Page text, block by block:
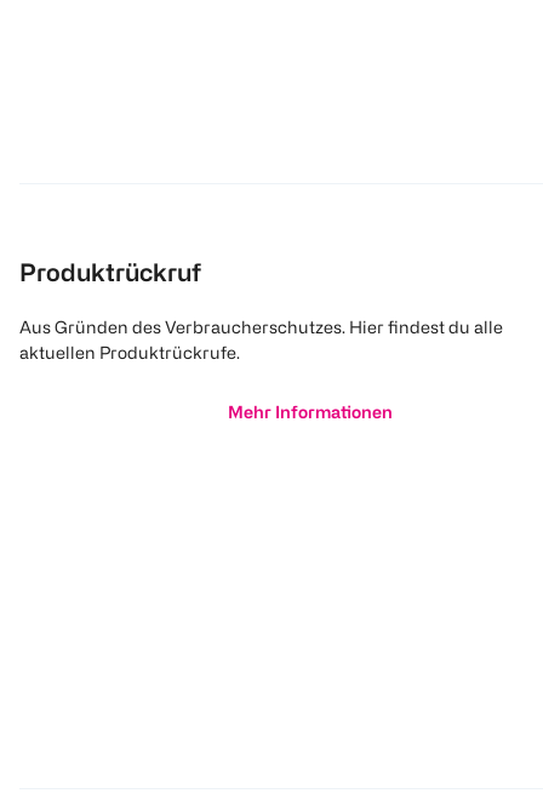
Produktrückruf
Aus Gründen des Verbraucherschutzes. Hier findest du alle
aktuellen Produktrückrufe.
Mehr Informationen